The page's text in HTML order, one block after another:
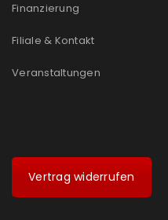
Finanzierung
Filiale & Kontakt
Veranstaltungen
Vertrag widerrufen